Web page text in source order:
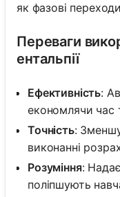
як фазові
Переваги
ентальпії
Ефективність:
економлячи час
Точність:
виконанні
Розуміння:
поліпшують